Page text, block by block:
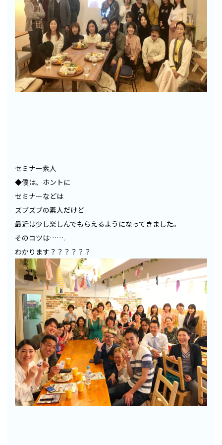
セミナー素人
◆僕は、ホントに
セミナーなどは
ズブズブの素人だけど
最近は少し楽しんでもらえるようになってきました。
そのコツは…….
わかります？？？？？？